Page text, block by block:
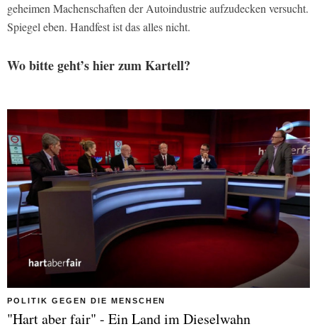
geheimen Machenschaften der Autoindustrie aufzudecken versucht.
Spiegel eben. Handfest ist das alles nicht.
Wo bitte geht’s hier zum Kartell?
POLITIK GEGEN DIE MENSCHEN
"Hart aber fair" - Ein Land im Dieselwahn